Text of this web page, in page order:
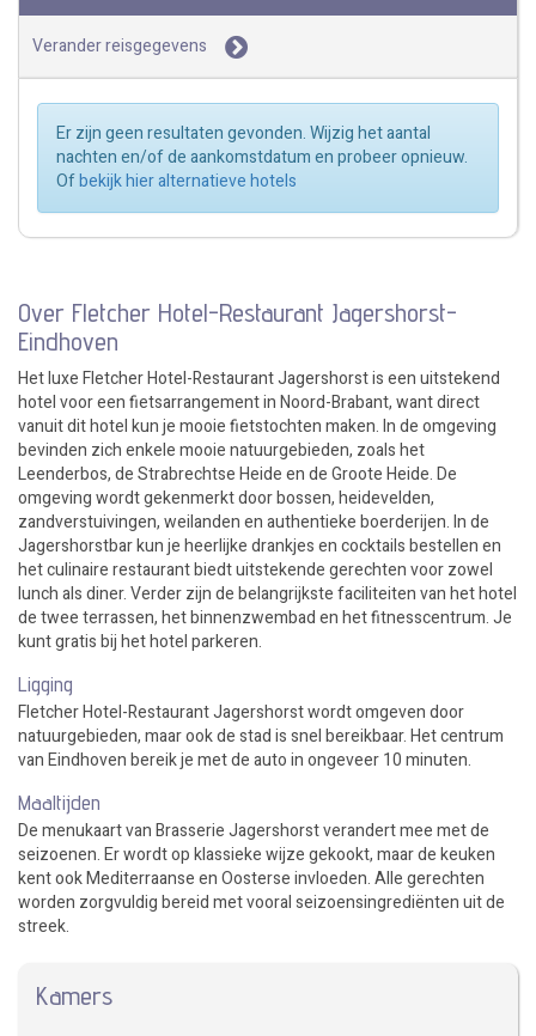
Verander reisgegevens
Er zijn geen resultaten gevonden. Wijzig het aantal
nachten en/of de aankomstdatum en probeer opnieuw.
Ofbekijk hier alternatieve hotels
Over Fletcher Hotel-Restaurant Jagershorst-
Eindhoven
Het luxe Fletcher Hotel-Restaurant Jagershorst is een uitstekend
hotel voor een fietsarrangement in Noord-Brabant, want direct
vanuit dit hotel kun je mooie fietstochten maken. In de omgeving
bevinden zich enkele mooie natuurgebieden, zoals het
Leenderbos, de Strabrechtse Heide en de Groote Heide. De
omgeving wordt gekenmerkt door bossen, heidevelden,
zandverstuivingen, weilanden en authentieke boerderijen. In de
Jagershorstbar kun je heerlijke drankjes en cocktails bestellen en
het culinaire restaurant biedt uitstekende gerechten voor zowel
lunch als diner. Verder zijn de belangrijkste faciliteiten van het hotel
de twee terrassen, het binnenzwembad en het fitnesscentrum. Je
kunt gratis bij het hotel parkeren.
Ligging
Fletcher Hotel-Restaurant Jagershorst wordt omgeven door
natuurgebieden, maar ook de stad is snel bereikbaar. Het centrum
van Eindhoven bereik je met de auto in ongeveer 10 minuten.
Maaltijden
De menukaart van Brasserie Jagershorst verandert mee met de
seizoenen. Er wordt op klassieke wijze gekookt, maar de keuken
kent ook Mediterraanse en Oosterse invloeden. Alle gerechten
worden zorgvuldig bereid met vooral seizoensingrediënten uit de
streek.
Kamers